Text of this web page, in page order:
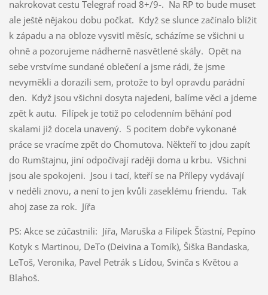
nakrokovat cestu Telegraf road 8+/9-. Na RP to bude muset
ale ještě nějakou dobu počkat. Když se slunce začínalo blížit
k západu a na obloze vysvitl měsíc, scházíme se všichni u
ohně a pozorujeme nádherně nasvětlené skály. Opět na
sebe vrstvíme sundané oblečení a jsme rádi, že jsme
nevyměkli a dorazili sem, protože to byl opravdu parádní
den. Když jsou všichni dosyta najedeni, balíme věci a jdeme
zpět k autu. Filípek je totiž po celodenním běhání pod
skalami již docela unavený. S pocitem dobře vykonané
práce se vracíme zpět do Chomutova. Někteří to jdou zapít
do Rumštajnu, jiní odpočívají raději doma u krbu. Všichni
jsou ale spokojeni. Jsou i tací, kteří se na Přílepy vydávají
v neděli znovu, a není to jen kvůli zaseklému friendu. Tak
ahoj zase za rok. Jířa
PS: Akce se zúčastnili: Jířa, Maruška a Filípek Šťastní, Pepíno
Kotyk s Martinou, DeTo (Deivina a Tomík), Šiška Bandaska,
LeToš, Veronika, Pavel Petrák s Lídou, Svinča s Květou a
Blahoš.